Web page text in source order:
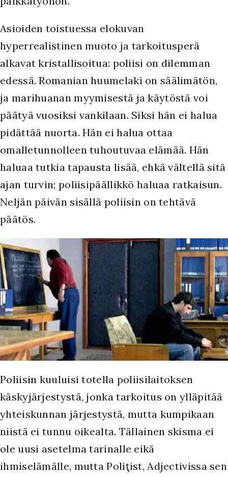
Asioiden toistuessa elokuvan
hyperrealistinen muoto ja tarkoitusperä
alkavat kristallisoitua: poliisi on dilemman
edessä. Romanian huumelaki on säälimätön,
ja marihuanan myymisestä ja käytöstä voi
päätyä vuosiksi vankilaan. Siksi hän ei halua
pidättää nuorta. Hän ei halua ottaa
omalletunnolleen tuhoutuvaa elämää. Hän
haluaa tutkia tapausta lisää, ehkä vältellä sitä
ajan turvin; poliisipäällikkö haluaa ratkaisun.
Neljän päivän sisällä poliisin on tehtävä
päätös.
Poliisin kuuluisi totella poliisilaitoksen
käskyjärjestystä, jonka tarkoitus on ylläpitää
yhteiskunnan järjestystä, mutta kumpikaan
niistä ei tunnu oikealta. Tällainen skisma ei
ole uusi asetelma tarinalle eikä
ihmiselämälle, mutta Poliţist, Adjectivissa sen